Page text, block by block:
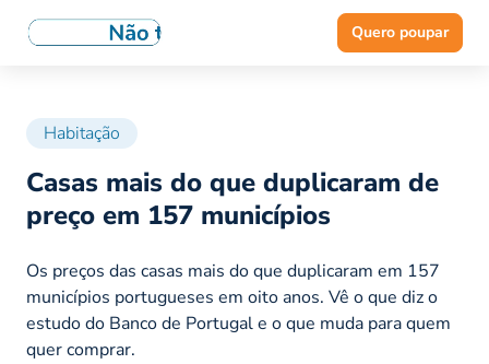
Quero poupar
Habitação
Casas mais do que duplicaram de
preço em 157 municípios
Os preços das casas mais do que duplicaram em 157
municípios portugueses em oito anos. Vê o que diz o
estudo do Banco de Portugal e o que muda para quem
quer comprar.